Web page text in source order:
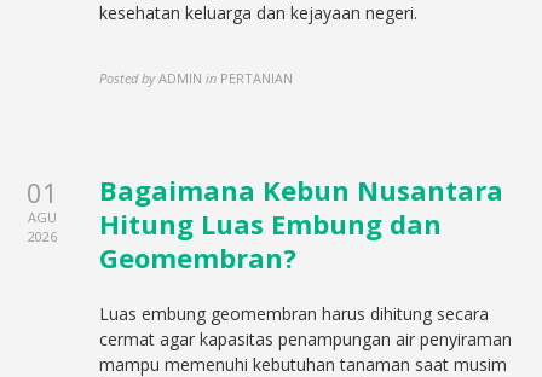
kesehatan keluarga dan kejayaan negeri.
Posted by ADMIN in PERTANIAN
01
AGU
2026
Bagaimana Kebun Nusantara
Hitung Luas Embung dan
Geomembran?
Luas embung geomembran harus dihitung secara
cermat agar kapasitas penampungan air penyiraman
mampu memenuhi kebutuhan tanaman saat musim